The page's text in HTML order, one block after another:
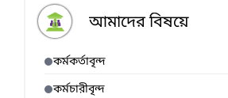
আমাদের বিষয়ে
কর্মকর্তাবৃন্দ
কর্মচারীবৃন্দ